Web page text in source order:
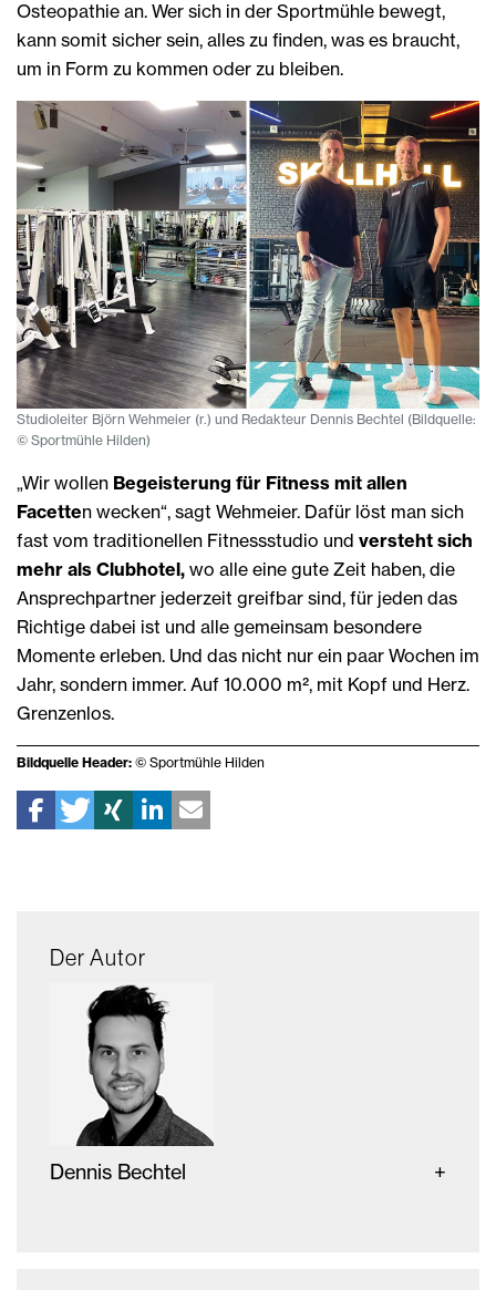
Osteopathie an. Wer sich in der Sportmühle bewegt,
kann somit sicher sein, alles zu finden, was es braucht,
um in Form zu kommen oder zu bleiben.
Studioleiter Björn Wehmeier (r.) und Redakteur Dennis Bechtel (Bildquelle:
© Sportmühle Hilden)
„Wir wollen Begeisterung für Fitness mit allen
Facetten wecken“, sagt Wehmeier. Dafür löst man sich
fast vom traditionellen Fitnessstudio und versteht sich
mehr als Clubhotel, wo alle eine gute Zeit haben, die
Ansprechpartner jederzeit greifbar sind, für jeden das
Richtige dabei ist und alle gemeinsam besondere
Momente erleben. Und das nicht nur ein paar Wochen im
Jahr, sondern immer. Auf 10.000 m², mit Kopf und Herz.
Grenzenlos.
Bildquelle Header: © Sportmühle Hilden
Der Autor
Dennis Bechtel